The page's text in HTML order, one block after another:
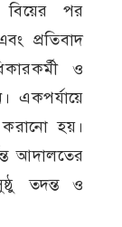
বিয়ের পর
প্রতিবাদ
ও
একপর্যায়ে
হয়।
আদালতের
তদন্ত ও